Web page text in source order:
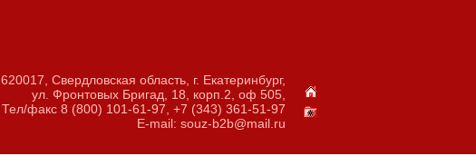
620017, Свердловская область, г. Екатеринбург,
ул. Фронтовых Бригад, 18, корп.2, оф 505,
Тел/факс 8 (800) 101-61-97, +7 (343) 361-51-97
E-mail: souz-b2b@mail.ru